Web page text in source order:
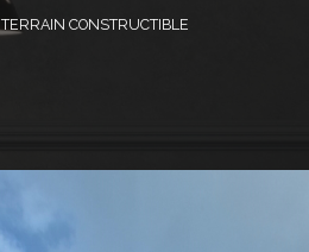
TERRAIN CONSTRUCTIBLE